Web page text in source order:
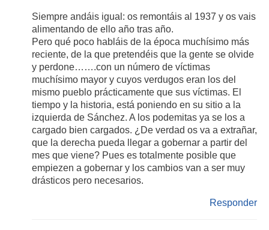
Siempre andáis igual: os remontáis al 1937 y os vais
alimentando de ello año tras año.
Pero qué poco habláis de la época muchísimo más
reciente, de la que pretendéis que la gente se olvide
y perdone…….con un número de víctimas
muchísimo mayor y cuyos verdugos eran los del
mismo pueblo prácticamente que sus víctimas. El
tiempo y la historia, está poniendo en su sitio a la
izquierda de Sánchez. A los podemitas ya se los a
cargado bien cargados. ¿De verdad os va a extrañar,
que la derecha pueda llegar a gobernar a partir del
mes que viene? Pues es totalmente posible que
empiezen a gobernar y los cambios van a ser muy
drásticos pero necesarios.
Responder